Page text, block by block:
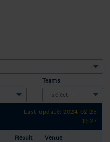
Teams
Last update: 2024-02-25
19:27
Result Venue